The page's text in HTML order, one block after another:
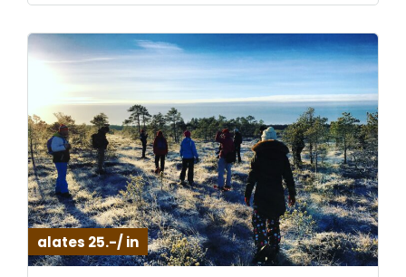
alates 25.-/ in